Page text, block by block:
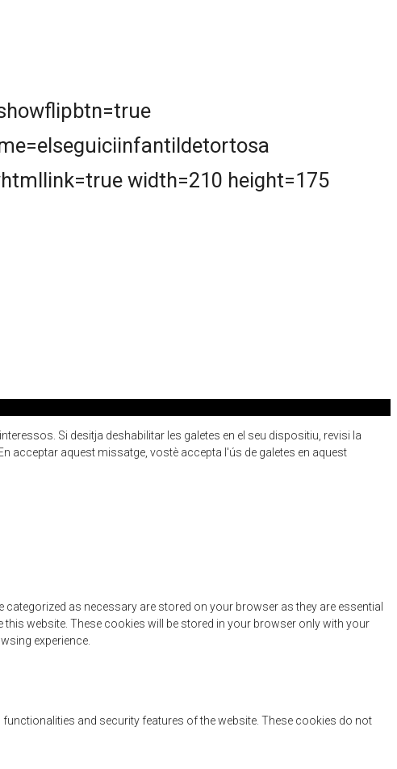
width=210 height=175
Si desitja deshabilitar les galetes en el seu dispositiu, revisi la
acceptar aquest missatge, vostè accepta l'ús de galetes en aquest
as necessary are stored on your browser as they are essential
website. These cookies will be stored in your browser only with your
experience.
and security features of the website. These cookies do not